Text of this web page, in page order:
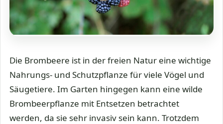
Die Brombeere ist in der freien Natur eine wichtige
Nahrungs- und Schutzpflanze für viele Vögel und
Säugetiere. Im Garten hingegen kann eine wilde
Brombeerpflanze mit Entsetzen betrachtet
werden, da sie sehr invasiv sein kann. Trotzdem